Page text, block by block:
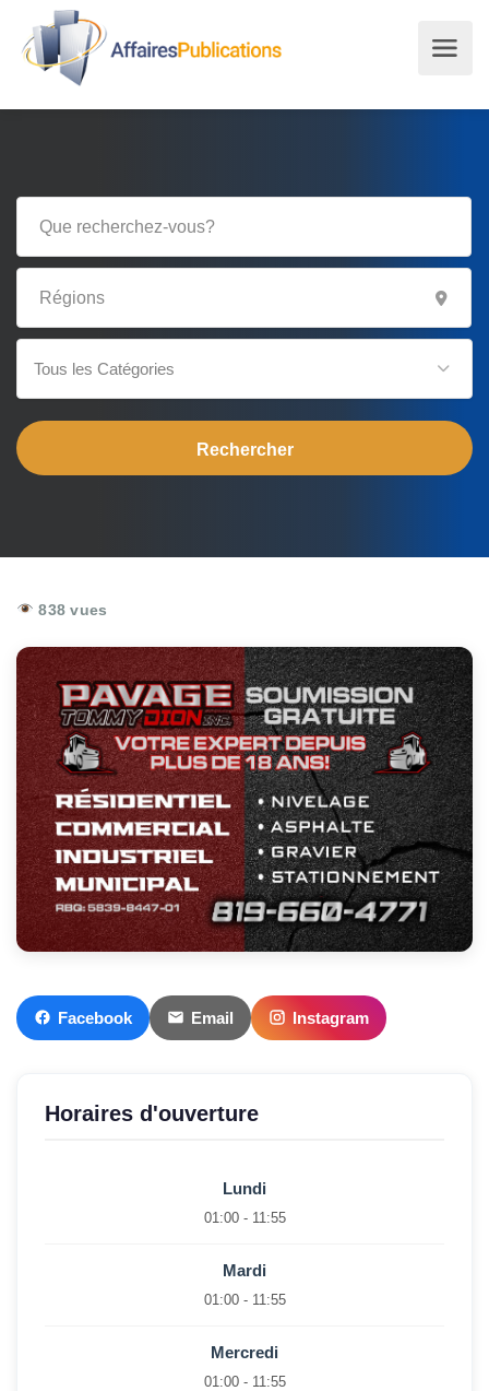
Tous les Catégories
838 vues
Facebook Email Instagram
Horaires d'ouverture
Lundi
01:00 - 11:55
Mardi
01:00 - 11:55
Mercredi
01:00 - 11:55